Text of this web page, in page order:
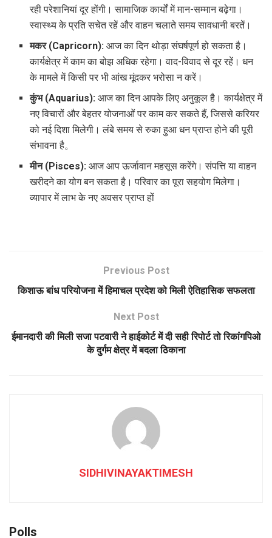
रही परेशानियां दूर होंगी। सामाजिक कार्यों में मान-सम्मान बढ़ेगा।
स्वास्थ्य के प्रति सचेत रहें और वाहन चलाते समय सावधानी बरतें।
मकर (Capricorn): आज का दिन थोड़ा संघर्षपूर्ण हो सकता है।
कार्यक्षेत्र में काम का बोझ अधिक रहेगा। वाद-विवाद से दूर रहें। धन
के मामले में किसी पर भी आंख मूंदकर भरोसा न करें।
कुंभ (Aquarius): आज का दिन आपके लिए अनुकूल है। कार्यक्षेत्र में
नए विचारों और बेहतर योजनाओं पर काम कर सकते हैं, जिससे करियर
को नई दिशा मिलेगी। लंबे समय से रुका हुआ धन प्राप्त होने की पूरी
संभावना है。
मीन (Pisces): आज आप ऊर्जावान महसूस करेंगे। संपत्ति या वाहन
खरीदने का योग बन सकता है। परिवार का पूरा सहयोग मिलेगा।
व्यापार में लाभ के नए अवसर प्राप्त हों
Previous Post
किशाऊ बांध परियोजना में हिमाचल प्रदेश को मिली ऐतिहासिक सफलता
Next Post
ईमानदारी की मिली सजा पटवारी ने हाईकोर्ट में दी सही रिपोर्ट तो रिकांगपिओ
के दुर्गम क्षेत्र में बदला ठिकाना
SIDHIVINAYAKTIMESH
Polls